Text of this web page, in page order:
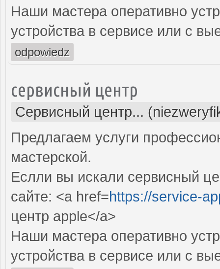
Наши мастера оперативно
устройства в сервисе или с
odpowiedz
сервисный центр
Сервисный центр...
Предлагаем услуги
мастерской.
Еслли вы искали сервисный
сайте: <a href=https://service-
центр apple</a>
Наши мастера оперативно
устройства в сервисе или с